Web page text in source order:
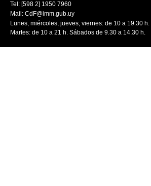
Tel: [598 2] 1950 7960
Mail: CdF@imm.gub.uy
Lunes, miércoles, jueves, viernes: de 10 a 19.30 h.
Martes: de 10 a 21 h. Sábados de 9.30 a 14.30 h.